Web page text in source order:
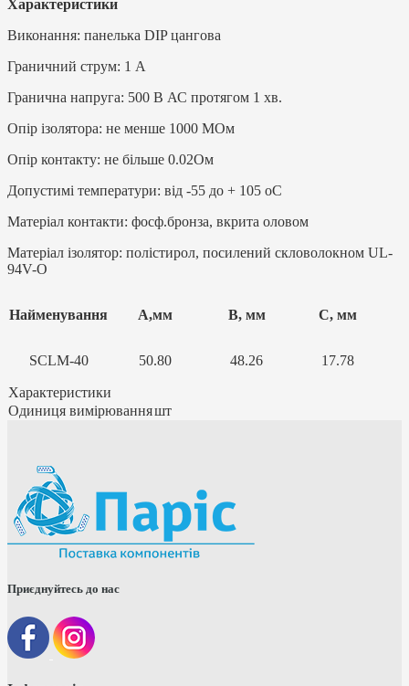
Характеристики
Виконання: панелька DIP цангова
Граничний струм: 1 A
Гранична напруга: 500 В АС протягом 1 хв.
Опір ізолятора: не менше 1000 МОм
Опір контакту: не більше 0.02Ом
Допустимі температури: від -55 до + 105 oC
Матеріал контакти: фосф.бронза, вкрита оловом
Матеріал ізолятор: полістирол, посилений скловолокном UL-
94V-O
Найменування А,мм В, мм С, мм
SCLM-40 50.80 48.26 17.78
Характеристики
Одиниця вимірюванняшт
Приєднуйтесь до нас